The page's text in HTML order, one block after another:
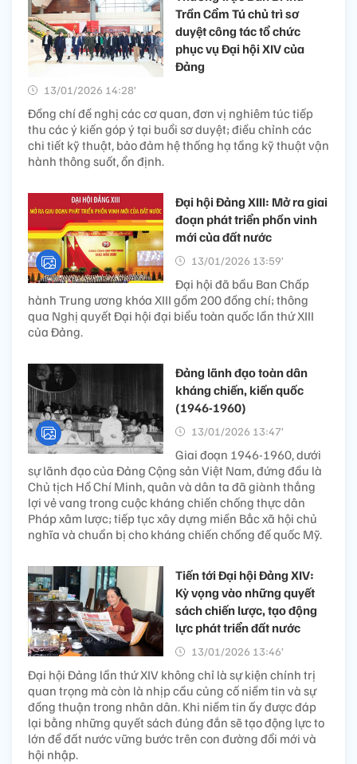
Trần Cẩm Tú chủ trì sơ
duyệt công tác tổ chức
phục vụ Đại hội XIV của
Đảng
13/01/2026 14:28’
Đồng chí đề nghị các cơ quan, đơn vị nghiêm túc tiếp
thu các ý kiến góp ý tại buổi sơ duyệt; điều chỉnh các
chi tiết kỹ thuật, bảo đảm hệ thống hạ tầng kỹ thuật vận
hành thông suốt, ổn định.
Đại hội Đảng XIII: Mở ra giai
đoạn phát triển phồn vinh
mới của đất nước
13/01/2026 13:59’
Đại hội đã bầu Ban Chấp
hành Trung ương khóa XIII gồm 200 đồng chí; thông
qua Nghị quyết Đại hội đại biểu toàn quốc lần thứ XIII
của Đảng.
Đảng lãnh đạo toàn dân
kháng chiến, kiến quốc
(1946-1960)
13/01/2026 13:47’
Giai đoạn 1946-1960, dưới
sự lãnh đạo của Đảng Cộng sản Việt Nam, đứng đầu là
Chủ tịch Hồ Chí Minh, quân và dân ta đã giành thắng
lợi vẻ vang trong cuộc kháng chiến chống thực dân
Pháp xâm lược; tiếp tục xây dựng miền Bắc xã hội chủ
nghĩa và chuẩn bị cho kháng chiến chống đế quốc Mỹ.
Tiến tới Đại hội Đảng XIV:
Kỳ vọng vào những quyết
sách chiến lược, tạo động
lực phát triển đất nước
13/01/2026 13:46’
Đại hội Đảng lần thứ XIV không chỉ là sự kiện chính trị
quan trọng mà còn là nhịp cầu củng cố niềm tin và sự
đồng thuận trong nhân dân. Khi niềm tin ấy được đáp
lại bằng những quyết sách đúng đắn sẽ tạo động lực to
lớn để đất nước vững bước trên con đường đổi mới và
hội nhập.